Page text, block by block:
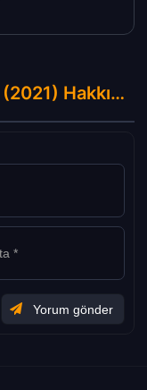
Belfast Türkçe Dublaj izle (2021) Hakkında Yorumlar